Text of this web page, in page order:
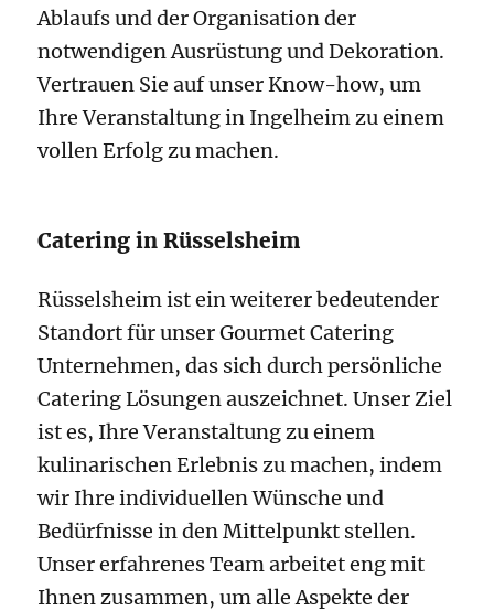
Ablaufs und der Organisation der
notwendigen Ausrüstung und Dekoration.
Vertrauen Sie auf unser Know-how, um
Ihre Veranstaltung in Ingelheim zu einem
vollen Erfolg zu machen.
Catering in Rüsselsheim
Rüsselsheim ist ein weiterer bedeutender
Standort für unser Gourmet Catering
Unternehmen, das sich durch persönliche
Catering Lösungen auszeichnet. Unser Ziel
ist es, Ihre Veranstaltung zu einem
kulinarischen Erlebnis zu machen, indem
wir Ihre individuellen Wünsche und
Bedürfnisse in den Mittelpunkt stellen.
Unser erfahrenes Team arbeitet eng mit
Ihnen zusammen, um alle Aspekte der